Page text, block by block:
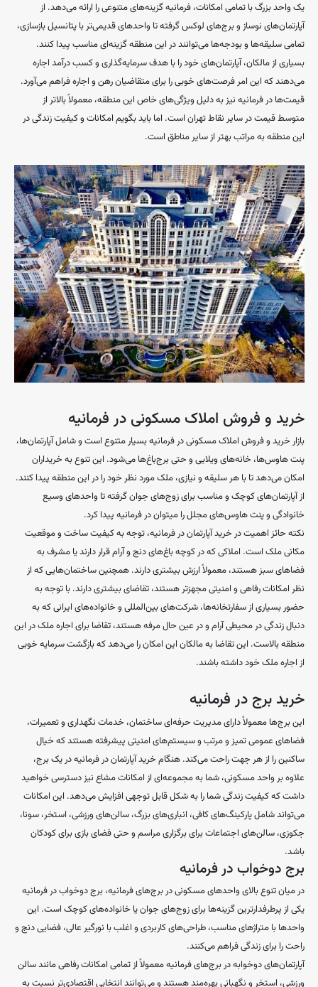
یک واحد بزرگ با تمامی امکانات، فرمانیه گزینه‌های متنوعی را ارائه می‌دهد. از
آپارتمان‌های نوساز و برج‌های لوکس گرفته تا واحدهای قدیمی‌تر با پتانسیل بازسازی،
تمامی سلیقه‌ها و بودجه‌ها می‌توانند در این منطقه گزینه‌ای مناسب پیدا کنند.
بسیاری از مالکان، آپارتمان‌های خود را با هدف سرمایه‌گذاری و کسب درآمد اجاره
می‌دهند که این امر فرصت‌های خوبی را برای متقاضیان رهن و اجاره فراهم می‌آورد.
قیمت‌ها در فرمانیه نیز به دلیل ویژگی‌های خاص این منطقه، معمولاً بالاتر از
متوسط قیمت در سایر نقاط تهران است. اما باید بگویم امکانات و کیفیت زندگی در
این منطقه به مراتب بهتر از سایر مناطق است.
خرید و فروش املاک مسکونی در فرمانیه
بازار خرید و فروش املاک مسکونی در فرمانیه بسیار متنوع است و شامل آپارتمان‌ها،
پنت هاوس‌ها، خانه‌های ویلایی و حتی برج‌باغ‌ها می‌شود. این تنوع به خریداران
امکان می‌دهد تا با هر سلیقه و نیازی، ملک مورد نظر خود را در این منطقه پیدا کنند.
از آپارتمان‌های کوچک و مناسب برای زوج‌های جوان گرفته تا واحدهای وسیع
خانوادگی و پنت هاوس‌های مجلل را میتوان در فرمانیه پیدا کرد.
نکته حائز اهمیت در خرید آپارتمان در فرمانیه، توجه به کیفیت ساخت و موقعیت
مکانی ملک است. املاکی که در کوچه باغ‌های دنج و آرام قرار دارند یا مشرف به
فضاهای سبز هستند، معمولاً ارزش بیشتری دارند. همچنین ساختمان‌هایی که از
نظر امکانات رفاهی و امنیتی مجهزتر هستند، تقاضای بیشتری دارند. با توجه به
حضور بسیاری از سفارتخانه‌ها، شرکت‌های بین‌المللی و خانواده‌های ایرانی که به
دنبال زندگی در محیطی آرام و در عین حال مرفه هستند، تقاضا برای اجاره ملک در این
منطقه بالاست. این تقاضا به مالکان این امکان را می‌دهد که بازگشت سرمایه خوبی
از اجاره ملک خود داشته باشند.
خرید برج در فرمانیه
این برج‌ها معمولاً دارای مدیریت حرفه‌ای ساختمان، خدمات نگهداری و تعمیرات،
فضاهای عمومی تمیز و مرتب و سیستم‌های امنیتی پیشرفته هستند که خیال
ساکنین را از هر جهت راحت می‌کند. هنگام خرید آپارتمان در فرمانیه در یک برج،
علاوه بر واحد مسکونی، شما به مجموعه‌ای از امکانات مشاع نیز دسترسی خواهید
داشت که کیفیت زندگی شما را به شکل قابل توجهی افزایش می‌دهد. این امکانات
می‌تواند شامل پارکینگ‌های کافی، انباری‌های بزرگ، سالن‌های ورزشی، استخر، سونا،
جکوزی، سالن‌های اجتماعات برای برگزاری مراسم و حتی فضای بازی برای کودکان
باشد.
برج دوخواب در فرمانیه
در میان تنوع بالای واحدهای مسکونی در برج‌های فرمانیه، برج دوخواب در فرمانیه
یکی از پرطرفدارترین گزینه‌ها برای زوج‌های جوان یا خانواده‌های کوچک است. این
واحدها با متراژهای مناسب، طراحی‌های کاربردی و اغلب با نورگیر عالی، فضایی دنج و
راحت را برای زندگی فراهم می‌کنند.
آپارتمان‌های دوخوابه در برج‌های فرمانیه معمولاً از تمامی امکانات رفاهی مانند سالن
ورزشی، استخر و نگهبانی بهره‌مند هستند و می‌توانند انتخابی اقتصادی‌تر نسبت به